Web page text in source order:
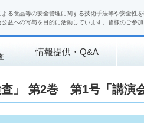
る食品等の安全管理に関する技術手法等や安全性
益への寄与を目的に活動しています。皆様のご参加
情報提供・Q&A
」 第2巻 第1号「講演